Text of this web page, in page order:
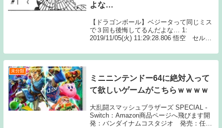
よな…
【ドラゴンボール】ベジータって同じミス
で３回も後悔してるんだよな… 1:
2019/11/05(火) 11:29:28.806 悟空 セル
よな…最早わざとだよな 続きを読む
Source: ちゃん速【ド...
未分類
ミニニンテンドー64に絶対入って
て欲しいゲームがこちらｗｗｗｗ
大乱闘スマッシュブラザーズ SPECIAL -
Switch：Amazon商品ページへ飛びます開
発：バンダイナムコスタジオ 発売：任天